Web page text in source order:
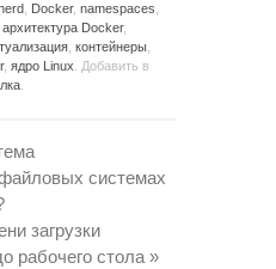
Docker, namespaces
архитектура Docker,
контейнеры
, ядро Linux . Добавить в
системах
загрузки
рабочего стола »